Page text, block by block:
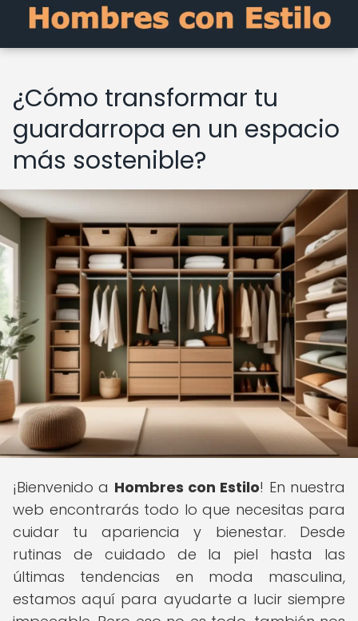
¿Cómo transformar tu
guardarropa en un espacio
más sostenible?
¡Bienvenido a Hombres con Estilo! En nuestra
web encontrarás todo lo que necesitas para
cuidar tu apariencia y bienestar. Desde
rutinas de cuidado de la piel hasta las
últimas tendencias en moda masculina,
estamos aquí para ayudarte a lucir siempre